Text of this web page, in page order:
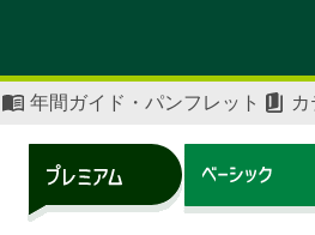
年間ガイド・パンフレット